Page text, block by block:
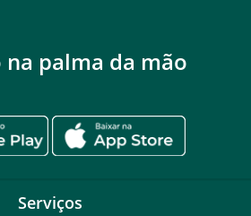
na palma da mão
Serviços